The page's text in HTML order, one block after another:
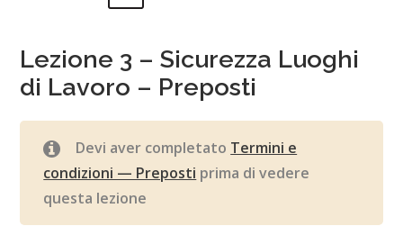
Lezione 3 – Sicurezza Luoghi
di Lavoro – Preposti
Devi aver completato Termini e
condizioni — Preposti prima di vedere
questa lezione